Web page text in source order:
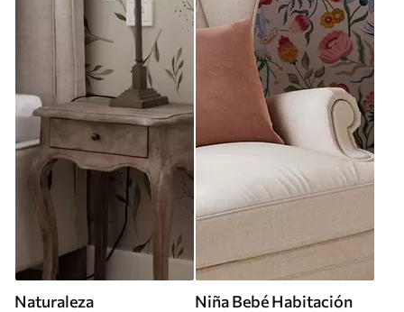
Naturaleza Niña Bebé Habitación